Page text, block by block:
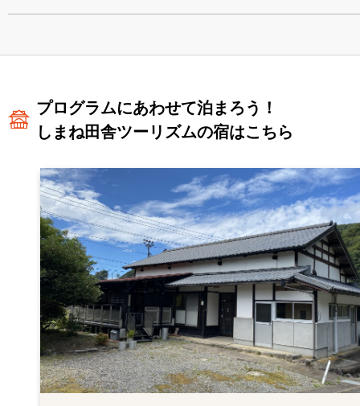
プログラムにあわせて泊まろう！
しまね田舎ツーリズムの宿はこちら